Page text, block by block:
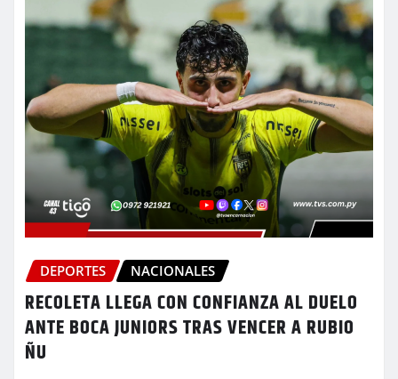
DEPORTES NACIONALES
RECOLETA LLEGA CON CONFIANZA AL DUELO
ANTE BOCA JUNIORS TRAS VENCER A RUBIO
ÑU